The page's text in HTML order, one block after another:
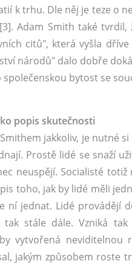
k trhu. Dle něj je teze o
Adam Smith také
citů", která vyšla
národů" dalo dobře
společenskou bytost se
popis skutečnosti
jakkoliv, je nutné
Prostě lidé se snaží
neuspějí. Socialisté
toho, jak by lidé měli
ní jednat. Lidé provádějí
stále dále. Vzniká
vytvořená
jakým způsobem roste